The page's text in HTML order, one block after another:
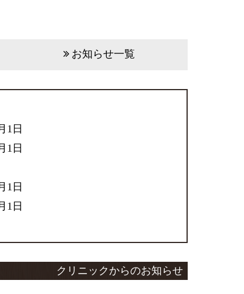
お知らせ一覧
1日
1日
1日
1日
クリニックからのお知らせ